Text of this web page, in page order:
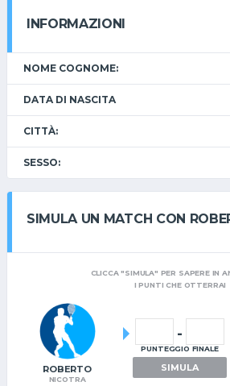
INFORMAZIONI
NOME COGNOME:
DATA DI NASCITA
CITTÀ:
SESSO:
SIMULA UN MATCH CON
CLICCA "SIMULA" PER SAPERE IN
I PUNTI CHE OTTERRAI
ROBERTO
NICOTRA
-
PUNTEGGIO FINALE
SIMULA